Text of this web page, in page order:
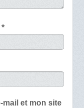
*
mail et mon site